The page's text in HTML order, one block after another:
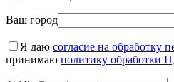
Ваш город
Я даю согласие на обработку
принимаю политику обработки